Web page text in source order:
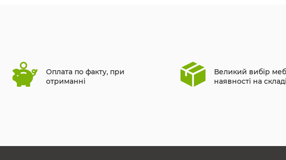
Оплата по факту, при
отриманні
Великий вибір
наявності на складі